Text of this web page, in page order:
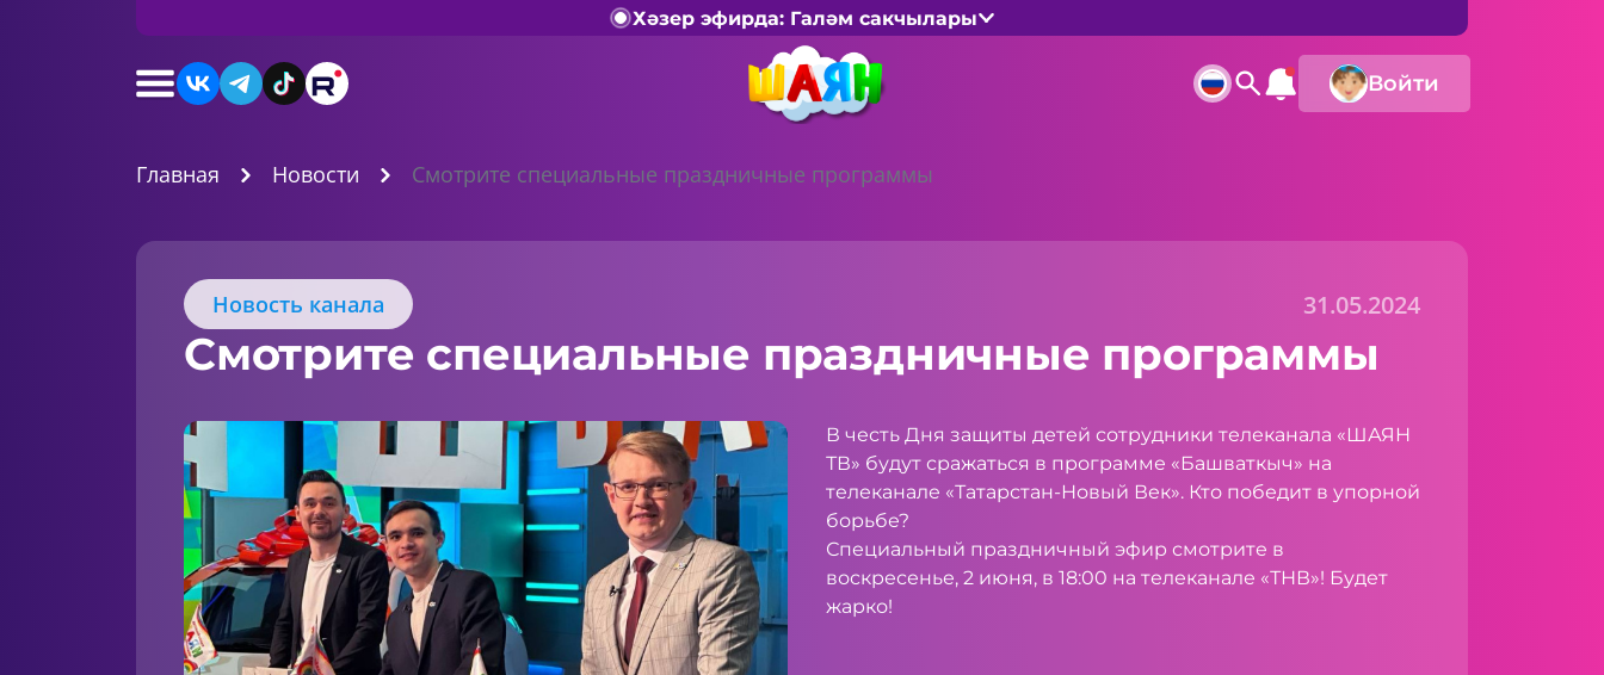
Хәзер эфирда: Галәм сакчылары
Войти
Главная Новости Смотрите специальные праздничные программы
Новость канала 31.05.2024
Смотрите специальные праздничные программы
В честь Дня защиты детей сотрудники телеканала «ШАЯН
ТВ» будут сражаться в программе «Башваткыч» на
телеканале «Татарстан-Новый Век». Кто победит в упорной
борьбе?
Специальный праздничный эфир смотрите в
воскресенье, 2 июня, в 18:00 на телеканале «ТНВ»! Будет
жарко!